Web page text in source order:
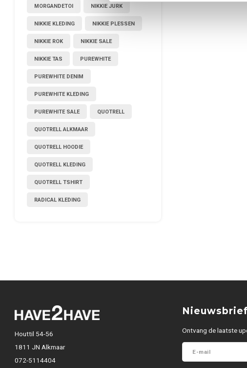
MORGANDETOI NIKKIE JURK
NIKKIE KLEDING NIKKIE PLESSEN
NIKKIE ROK NIKKIE SALE
NIKKIE TAS PUREWHITE
PUREWHITE DENIM
PUREWHITE KLEDING
PUREWHITE SALE QUOTRELL
QUOTRELL ALKMAAR
QUOTRELL HOODIE
QUOTRELL KLEDING
QUOTRELL TSHIRT
RADICAL KLEDING
Houttil 54-56
1811 JN Alkmaar
072-5114404
Nieuwsbrief
Ontvang de laatste